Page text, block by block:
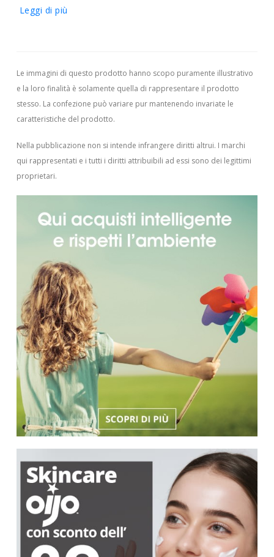
Leggi di più
Le immagini di questo prodotto hanno scopo puramente illustrativo
e la loro finalità è solamente quella di rappresentare il prodotto
stesso. La confezione può variare pur mantenendo invariate le
caratteristiche del prodotto.
Nella pubblicazione non si intende infrangere diritti altrui. I marchi
qui rappresentati e i tutti i diritti attribuibili ad essi sono dei legittimi
proprietari.